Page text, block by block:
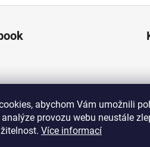
abychom Vám umožnili
provozu webu neustále
Více informací